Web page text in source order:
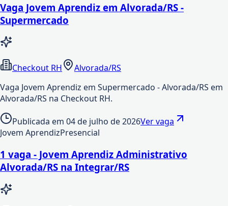
Vaga Jovem Aprendiz em Alvorada/RS -
Supermercado
Checkout RH
Alvorada/RS
Vaga Jovem Aprendiz em Supermercado - Alvorada/RS em
Alvorada/RS na Checkout RH.
Publicada em 04 de julho de 2026Ver vaga
Jovem AprendizPresencial
1 vaga - Jovem Aprendiz Administrativo
Alvorada/RS na Integrar/RS